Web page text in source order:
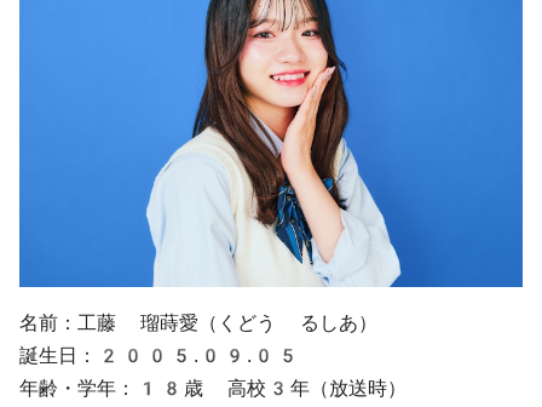
名前：工藤 瑠蒔愛（くどう るしあ）
誕生日：2005.09.05
年齢・学年：18歳 高校3年（放送時）